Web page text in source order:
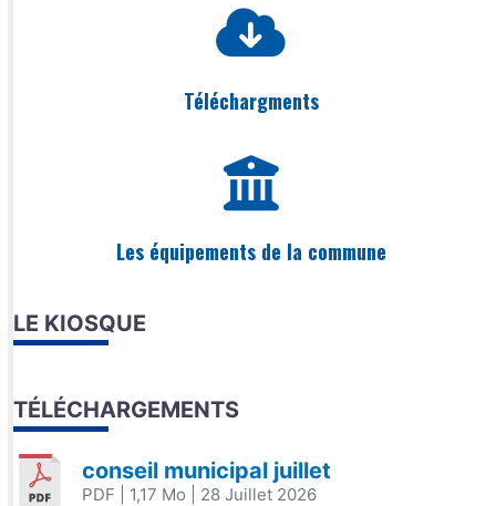
Téléchargments
Les équipements de la commune
LE KIOSQUE
TÉLÉCHARGEMENTS
conseil municipal juillet
PDF | 1,17 Mo | 28 Juillet 2026